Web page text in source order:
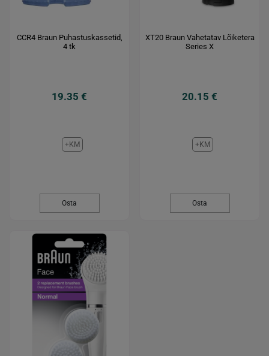
CCR4 Braun Puhastuskassetid,
4 tk
19.35 €
+KM
Osta
XT20 Braun Vahetatav Lõiketera
Series X
20.15 €
+KM
Osta